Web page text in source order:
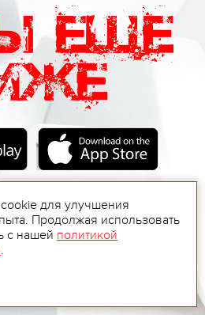
cookie для улучшения
Продолжая использовать
с нашей политикой
.